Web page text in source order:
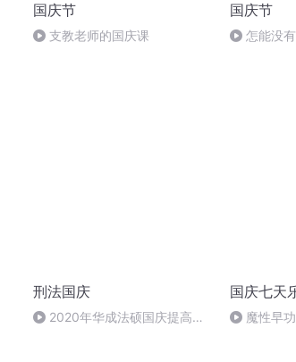
国庆节
支教老师的国庆课
国庆节
怎能没
刑法国庆
2020年华成法硕国庆提高班
国庆七天
魔性早